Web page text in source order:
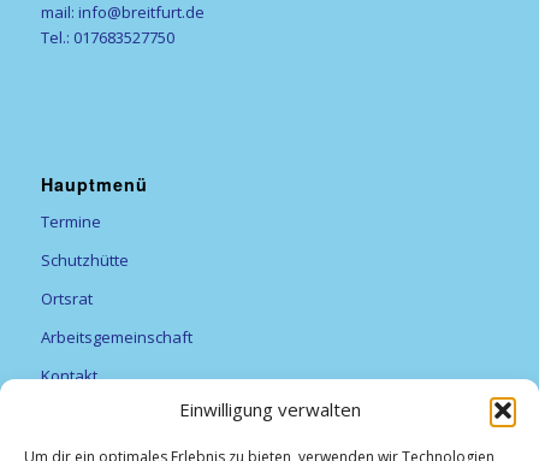
Einwilligung verwalten
Um dir ein optimales Erlebnis zu bieten, verwenden wir Technologien
mail: info@breitfurt.de
Tel.: 017683527750
Hauptmenü
Termine
Schutzhütte
Ortsrat
Arbeitsgemeinschaft
Kontakt
Feuerwehr